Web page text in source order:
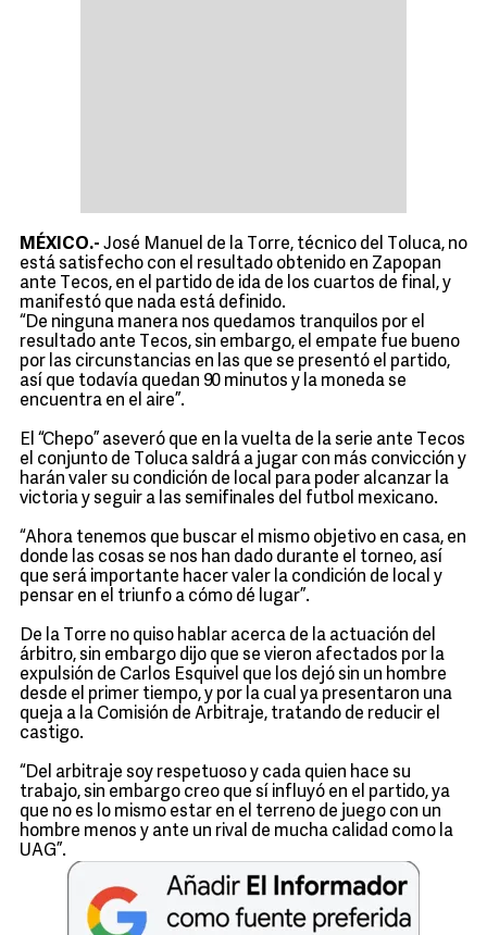
MÉXICO.- José Manuel de la Torre, técnico del Toluca, no
está satisfecho con el resultado obtenido en Zapopan
ante Tecos, en el partido de ida de los cuartos de final, y
manifestó que nada está definido.
“De ninguna manera nos quedamos tranquilos por el
resultado ante Tecos, sin embargo, el empate fue bueno
por las circunstancias en las que se presentó el partido,
así que todavía quedan 90 minutos y la moneda se
encuentra en el aire”.
El “Chepo” aseveró que en la vuelta de la serie ante Tecos
el conjunto de Toluca saldrá a jugar con más convicción y
harán valer su condición de local para poder alcanzar la
victoria y seguir a las semifinales del futbol mexicano.
“Ahora tenemos que buscar el mismo objetivo en casa, en
donde las cosas se nos han dado durante el torneo, así
que será importante hacer valer la condición de local y
pensar en el triunfo a cómo dé lugar”.
De la Torre no quiso hablar acerca de la actuación del
árbitro, sin embargo dijo que se vieron afectados por la
expulsión de Carlos Esquivel que los dejó sin un hombre
desde el primer tiempo, y por la cual ya presentaron una
queja a la Comisión de Arbitraje, tratando de reducir el
castigo.
“Del arbitraje soy respetuoso y cada quien hace su
trabajo, sin embargo creo que sí influyó en el partido, ya
que no es lo mismo estar en el terreno de juego con un
hombre menos y ante un rival de mucha calidad como la
UAG”.